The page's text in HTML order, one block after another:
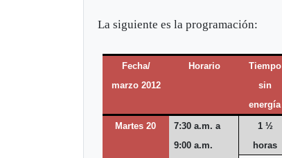
La siguiente es la programación:
Fecha/
marzo 2012
Horario
Tiempo
sin
energía
Martes 20
7:30 a.m. a
9:00 a.m.
1 ½
horas